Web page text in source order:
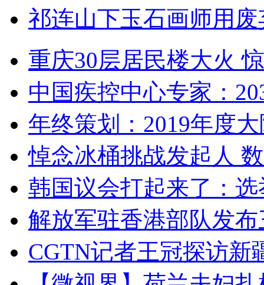
祁连山下玉石画师用
重庆30层居民楼大火
中国疾控中心专家：
年终策划：2019年度
悼念冰桶挑战发起人
韩国议会打起来了：
解放军驻香港部队发
CGTN记者王冠探访新